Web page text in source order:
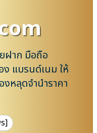
ฝาก มือถือ
แบรนด์เนม ให้
งหลุดจำนำราคา